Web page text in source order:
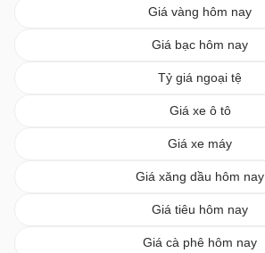
Giá vàng hôm nay
Giá bạc hôm nay
Tỷ giá ngoại tệ
Giá xe ô tô
Giá xe máy
Giá xăng dầu hôm nay
Giá tiêu hôm nay
Giá cà phê hôm nay